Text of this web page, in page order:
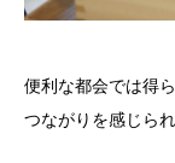
便利な都会では得
つながりを感じら